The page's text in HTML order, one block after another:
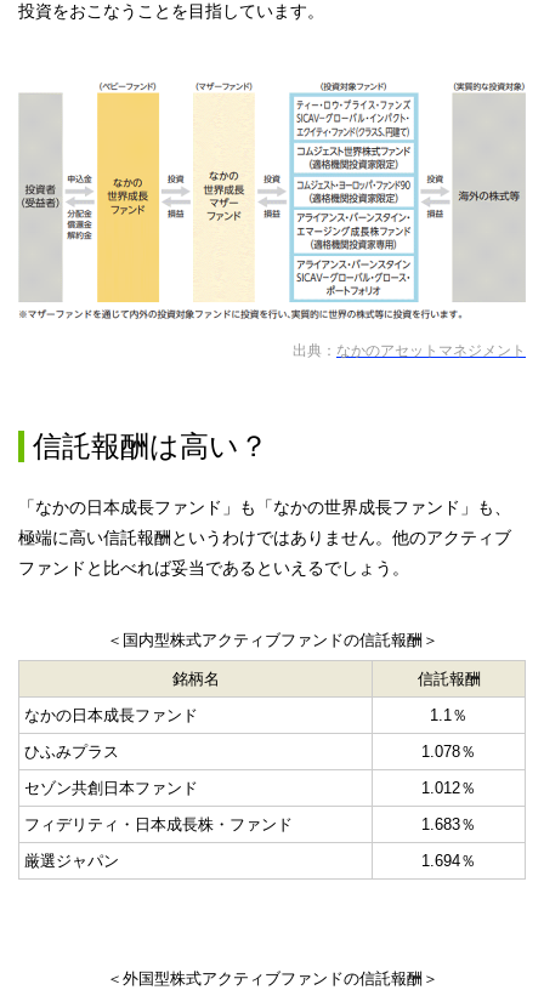
投資をおこなうことを目指しています。
出典： なかのアセットマネジメント
信託報酬は高い？
「なかの日本成長ファンド」も「なかの世界成長ファンド」も、
極端に高い信託報酬というわけではありません。他のアクティブ
ファンドと比べれば妥当であるといえるでしょう。
＜国内型株式アクティブファンドの信託報酬＞
銘柄名
信託報酬
なかの日本成長ファンド
1.1％
ひふみプラス
1.078％
セゾン共創日本ファンド
1.012％
フィデリティ・日本成長株・ファンド
1.683％
厳選ジャパン
1.694％
＜外国型株式アクティブファンドの信託報酬＞